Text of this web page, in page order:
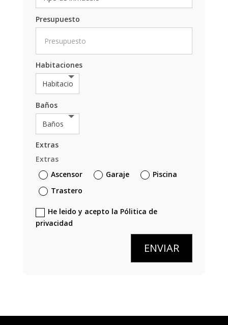
Presupuesto
Habitaciones
Baños
Extras
Extras
Ascensor
Garaje
Piscina
Trastero
He leido y acepto la Pólitica de
privacidad
ENVIAR